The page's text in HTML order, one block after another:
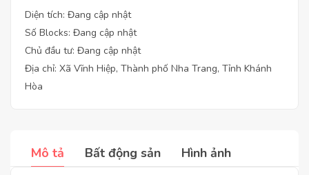
Diện tích: Đang cập nhật
Số Blocks: Đang cập nhật
Chủ đầu tư: Đang cập nhật
Địa chỉ: Xã Vĩnh Hiệp, Thành phố Nha Trang, Tỉnh Khánh
Hòa
Mô tả Bất động sản Hình ảnh